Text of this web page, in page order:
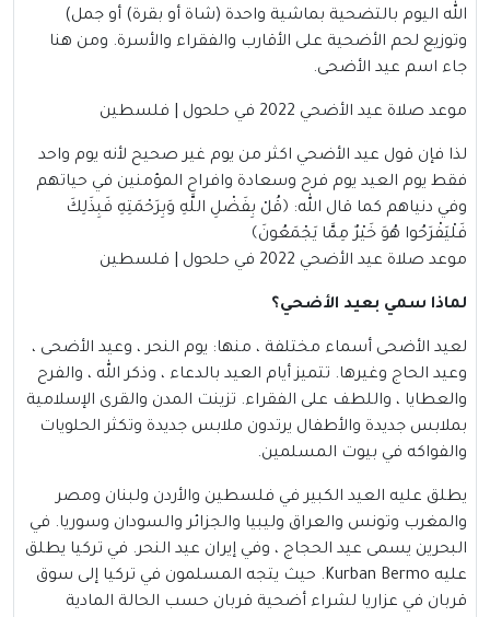
الله اليوم بالتضحية بماشية واحدة (شاة أو بقرة) أو جمل)
وتوزيع لحم الأضحية على الأقارب والفقراء والأسرة. ومن هنا
جاء اسم عيد الأضحى.
موعد صلاة عيد الأضحي 2022 في حلحول | فلسطين
لذا فإن قول عيد الأضحي اكثر من يوم غير صحيح لأنه يوم واحد
فقط يوم العيد يوم فرح وسعادة وافراح المؤمنين في حياتهم
وفي دنياهم كما قال الله: ﴿قُلْ بِفَضْلِ اللَّهِ وَبِرَحْمَتِهِ فَبِذَلِكَ
فَلْيَفْرَحُوا هُوَ خَيْرٌ مِمَّا يَجْمَعُونَ﴾
موعد صلاة عيد الأضحي 2022 في حلحول | فلسطين
لماذا سمي بعيد الأضحي؟
لعيد الأضحى أسماء مختلفة ، منها: يوم النحر ، وعيد الأضحى ،
وعيد الحاج وغيرها. تتميز أيام العيد بالدعاء ، وذكر الله ، والفرح
والعطايا ، واللطف على الفقراء. تزينت المدن والقرى الإسلامية
بملابس جديدة والأطفال يرتدون ملابس جديدة وتكثر الحلويات
والفواكه في بيوت المسلمين.
يطلق عليه العيد الكبير في فلسطين والأردن ولبنان ومصر
والمغرب وتونس والعراق وليبيا والجزائر والسودان وسوريا. في
البحرين يسمى عيد الحجاج ، وفي إيران عيد النحر. في تركيا يطلق
عليه Kurban Bermo. حيث يتجه المسلمون في تركيا إلى سوق
قربان في عزاريا لشراء أضحية قربان حسب الحالة المادية